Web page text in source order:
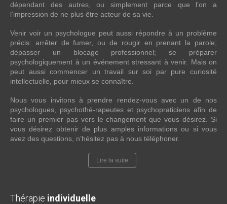
dépendant des autres, ou simplement parce que l’on a
l’impression de ne plus être acteur de sa vie.
Venir voir un psychologue peut aussi répondre à un problème
précis: arrêter de fumer, ou de rougir en prenant la parole;
dépasser un blocage professionnel; se préparer
psychologiquement à un événement stressant à venir. Mais on
peut aussi commencer un travail sur soi par pure curiosité
intellectuelle, pour mieux se connaître.
Nous vous invitons à prendre rendez-vous avec un de nos
psychologues, psychothé-rapeutes et psychopraticiens afin de
faire un premier pas vers le changement que vous désirez. Si
vous désirez obtenir de plus amples informations ou si vous
avez des questions, n’hésitez pas à nous téléphoner.
Lire la suite
Thérapie individuelle